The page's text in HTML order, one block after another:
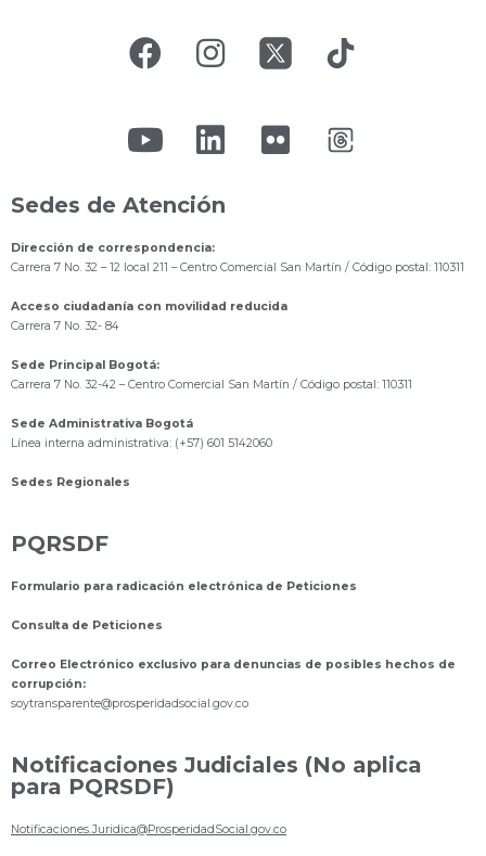
Sedes de Atención
Dirección de correspondencia:
Carrera 7 No. 32 – 12 local 211 – Centro Comercial San Martín / Código postal: 110311
Acceso ciudadanía con movilidad reducida
Carrera 7 No. 32- 84
Sede Principal Bogotá:
Carrera 7 No. 32-42 – Centro Comercial San Martín / Código postal: 110311
Sede Administrativa Bogotá
Línea interna administrativa: (+57) 601 5142060
Sedes Regionales
PQRSDF
Formulario para radicación electrónica de Peticiones
Consulta de Peticiones
Correo Electrónico exclusivo para denuncias de posibles hechos de
corrupción:
soytransparente@prosperidadsocial.gov.co
Notificaciones Judiciales (No aplica
para PQRSDF)
Notificaciones.Juridica@ProsperidadSocial.gov.co